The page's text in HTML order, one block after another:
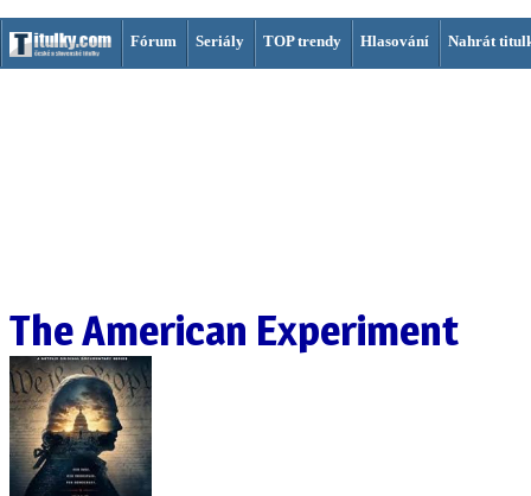
Fórum Seriály TOP trendy Hlasování Nahrát
The American Experiment